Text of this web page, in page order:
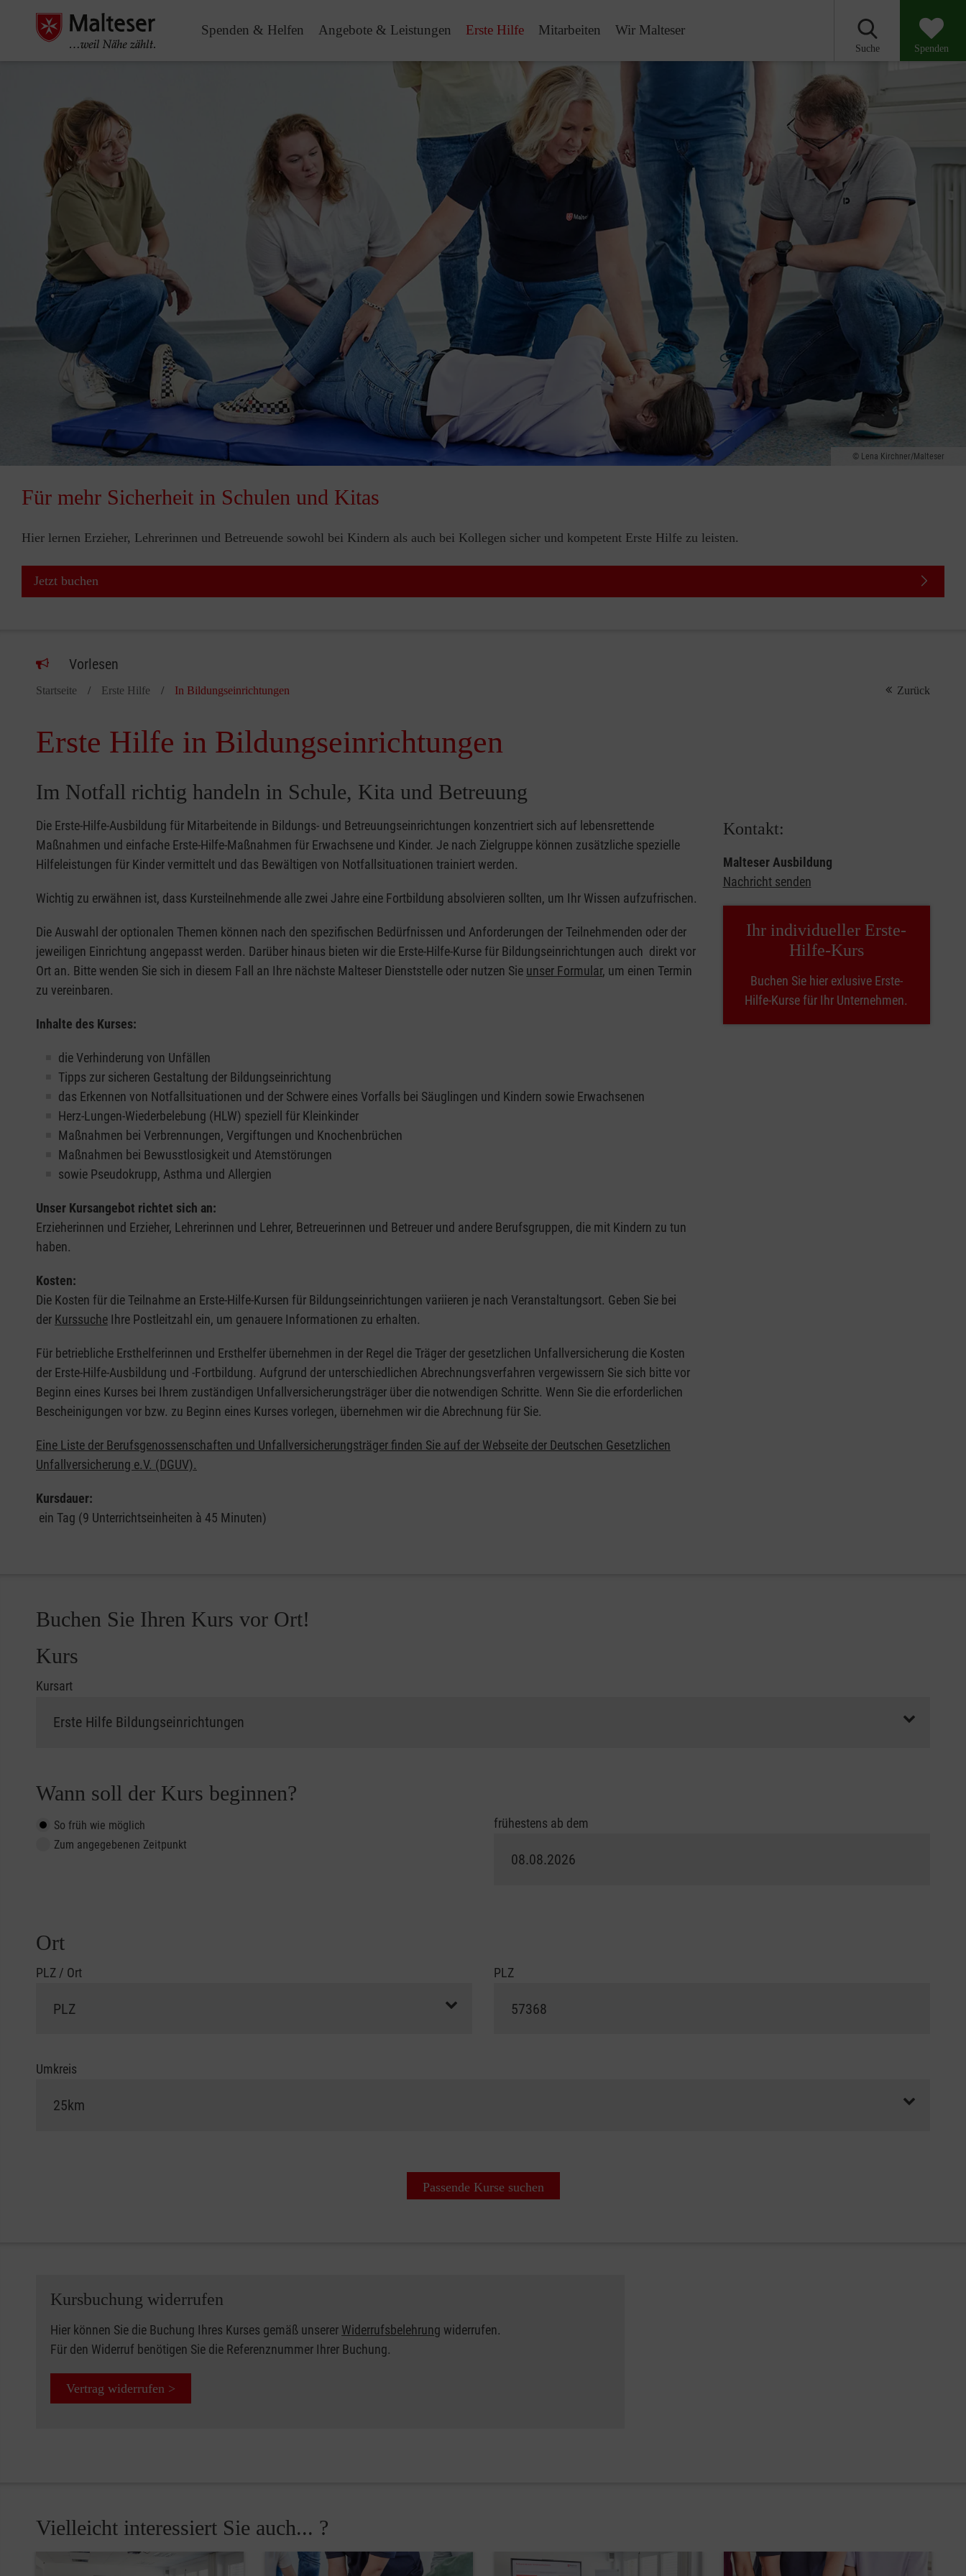
Spenden & Helfen Angebote & Leistungen Erste Hilfe Mitarbeiten Wir Malteser
Suche Spenden
Lena Kirchner/Malteser
Für mehr Sicherheit in Schulen und Kitas
Hier lernen Erzieher, Lehrerinnen und Betreuende sowohl bei Kindern als auch bei Kollegen sicher und kompetent Erste Hilfe zu leisten.
Jetzt buchen
Vorlesen
Startseite Erste Hilfe In Bildungseinrichtungen Zurück
Erste Hilfe in Bildungseinrichtungen
Im Notfall richtig handeln in Schule, Kita und Betreuung
Die Erste-Hilfe-Ausbildung für Mitarbeitende in Bildungs- und Betreuungseinrichtungen konzentriert sich auf lebensrettende
Maßnahmen und einfache Erste-Hilfe-Maßnahmen für Erwachsene und Kinder. Je nach Zielgruppe können zusätzliche spezielle
Hilfeleistungen für Kinder vermittelt und das Bewältigen von Notfallsituationen trainiert werden.
Wichtig zu erwähnen ist, dass Kursteilnehmende alle zwei Jahre eine Fortbildung absolvieren sollten, um Ihr Wissen aufzufrischen.
Die Auswahl der optionalen Themen können nach den spezifischen Bedürfnissen und Anforderungen der Teilnehmenden oder der
jeweiligen Einrichtung angepasst werden. Darüber hinaus bieten wir die Erste-Hilfe-Kurse für Bildungseinrichtungen auch direkt vor
Ort an. Bitte wenden Sie sich in diesem Fall an Ihre nächste Malteser Dienststelle oder nutzen Sie unser Formular, um einen Termin
zu vereinbaren.
Inhalte des Kurses:
die Verhinderung von Unfällen
Tipps zur sicheren Gestaltung der Bildungseinrichtung
das Erkennen von Notfallsituationen und der Schwere eines Vorfalls bei Säuglingen und Kindern sowie Erwachsenen
Herz-Lungen-Wiederbelebung (HLW) speziell für Kleinkinder
Maßnahmen bei Verbrennungen, Vergiftungen und Knochenbrüchen
Maßnahmen bei Bewusstlosigkeit und Atemstörungen
sowie Pseudokrupp, Asthma und Allergien
Unser Kursangebot richtet sich an:
Erzieherinnen und Erzieher, Lehrerinnen und Lehrer, Betreuerinnen und Betreuer und andere Berufsgruppen, die mit Kindern zu tun
haben.
Kosten:
Die Kosten für die Teilnahme an Erste-Hilfe-Kursen für Bildungseinrichtungen variieren je nach Veranstaltungsort. Geben Sie bei
der Kurssuche Ihre Postleitzahl ein, um genauere Informationen zu erhalten.
Für betriebliche Ersthelferinnen und Ersthelfer übernehmen in der Regel die Träger der gesetzlichen Unfallversicherung die Kosten
der Erste-Hilfe-Ausbildung und -Fortbildung. Aufgrund der unterschiedlichen Abrechnungsverfahren vergewissern Sie sich bitte vor
Beginn eines Kurses bei Ihrem zuständigen Unfallversicherungsträger über die notwendigen Schritte. Wenn Sie die erforderlichen
Bescheinigungen vor bzw. zu Beginn eines Kurses vorlegen, übernehmen wir die Abrechnung für Sie.
Eine Liste der Berufsgenossenschaften und Unfallversicherungsträger finden Sie auf der Webseite der Deutschen Gesetzlichen
Unfallversicherung e.V. (DGUV).
Kursdauer:
ein Tag (9 Unterrichtseinheiten à 45 Minuten)
Kontakt:
Malteser Ausbildung
Nachricht senden
Ihr individueller Erste-
Hilfe-Kurs
Buchen Sie hier exlusive Erste-
Hilfe-Kurse für Ihr Unternehmen.
Buchen Sie Ihren Kurs vor Ort!
Kurs
Kursart
Wann soll der Kurs beginnen?
So früh wie möglich
Zum angegebenen Zeitpunkt
frühestens ab dem
Ort
PLZ / Ort PLZ
Umkreis
Passende Kurse suchen
Kursbuchung widerrufen
Hier können Sie die Buchung Ihres Kurses gemäß unserer Widerrufsbelehrung widerrufen.
Für den Widerruf benötigen Sie die Referenznummer Ihrer Buchung.
Vertrag widerrufen >
Vielleicht interessiert Sie auch... ?
Pause